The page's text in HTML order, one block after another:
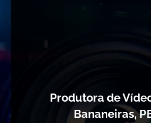
Produtora de
Bananeiras,